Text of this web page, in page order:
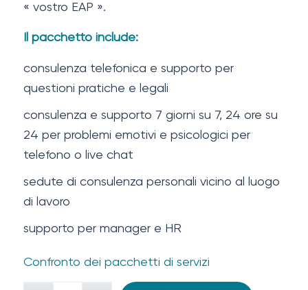
« vostro EAP ».
Il pacchetto include:
consulenza telefonica e supporto per
questioni pratiche e legali
consulenza e supporto 7 giorni su 7, 24 ore su
24 per problemi emotivi e psicologici per
telefono o live chat
sedute di consulenza personali vicino al luogo
di lavoro
supporto per manager e HR
Confronto dei pacchetti di servizi